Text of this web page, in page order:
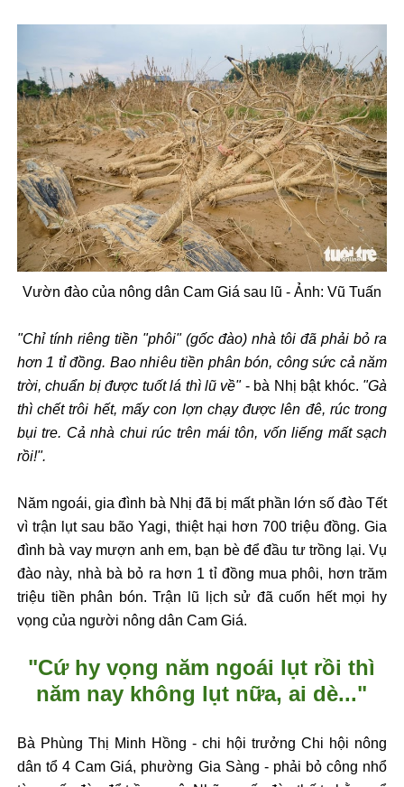
Vườn đào của nông dân Cam Giá sau l ũ - Ảnh: Vũ Tuấn
"Chỉ tính riêng tiền "phôi" (gốcđào) nhà tôiđã phải bỏ ra
hơn 1 tỉđồng. Bao nhiêu tiền phân bón, công sức cả năm
trời, chuẩn bịđược tuốt lá thì lũ về"- bà Nhị bật khóc. "Gà
thì chết trôi hết, mấy con lợn chạyđược lên đê, rúc trong
bụi tre. Cả nhà chui rúc trên mái tôn, vốn liếng mất sạch
rồi!".
Năm ngoái, gia đình bà Nhịđã bị mất phần lớn sốđào Tết
vì trận lụt sau bão Yagi, thiệt hại hơn 700 triệu đồng. Gia
đình bà vay mượn anh em, bạn bèđểđầu tư trồng lại. Vụ
đào này, nhà bà bỏ ra hơn 1 tỉ đồng mua phôi, hơn trăm
triệu tiền phân bón. Trận l ũ l ịch sử đã cuốn hết mọi hy
vọng của người nông dân Cam Giá.
"Cứ hy vọng năm ngoái lụt rồi thì
năm nay không lụt nữa, ai dè..."
Bà Phùng Thị Minh Hồng - chi hội trưởng Chi hội nông
dân tổ 4 Cam Giá, phường Gia Sàng - phải bỏ công nhổ